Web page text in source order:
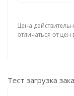
Цена
отличаться от
Тест загрузка